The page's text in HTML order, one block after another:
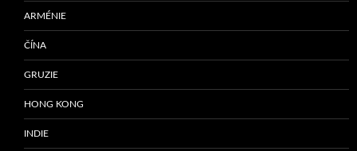
ARMÉNIE
ČÍNA
GRUZIE
HONG KONG
INDIE